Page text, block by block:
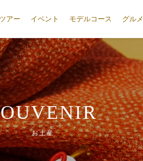
ツアー イベント モデルコース グルメ
お土産